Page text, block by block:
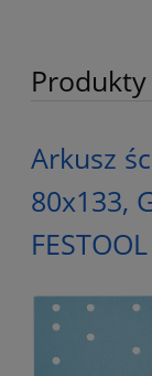
Arkusz
80x133,